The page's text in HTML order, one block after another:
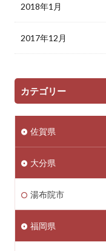
2018年1月
2017年12月
カテゴリー
佐賀県
大分県
湯布院市
福岡県